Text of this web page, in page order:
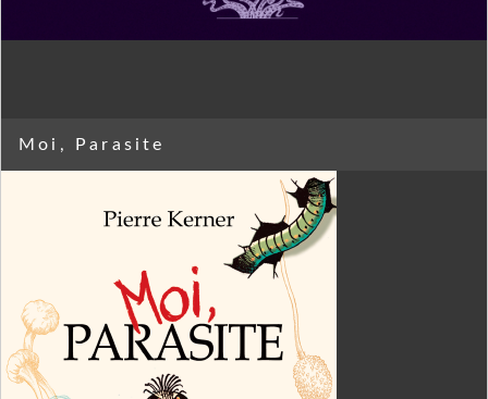
Moi, Parasite